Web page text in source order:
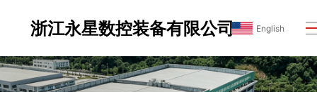
浙江永星数控装备有限公司 English